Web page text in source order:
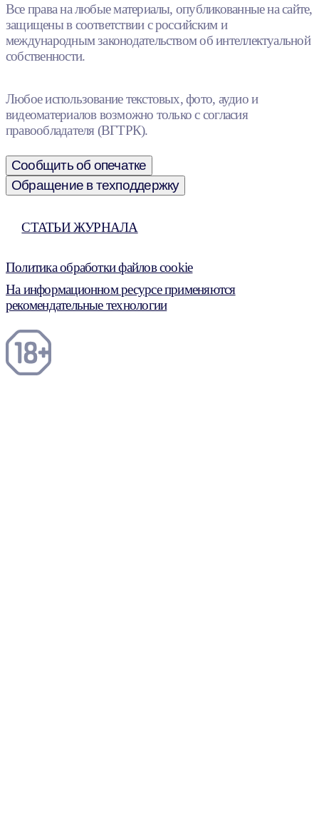
Все права на любые материалы, опубликованные на сайте,
защищены в соответствии с российским и
международным законодательством об интеллектуальной
собственности.
Любое использование текстовых, фото, аудио и
видеоматериалов возможно только с согласия
правообладателя (ВГТРК).
Сообщить об опечатке
Обращение в техподдержку
СТАТЬИ ЖУРНАЛА
Политика обработки файлов cookie
На информационном ресурсе применяются
рекомендательные технологии